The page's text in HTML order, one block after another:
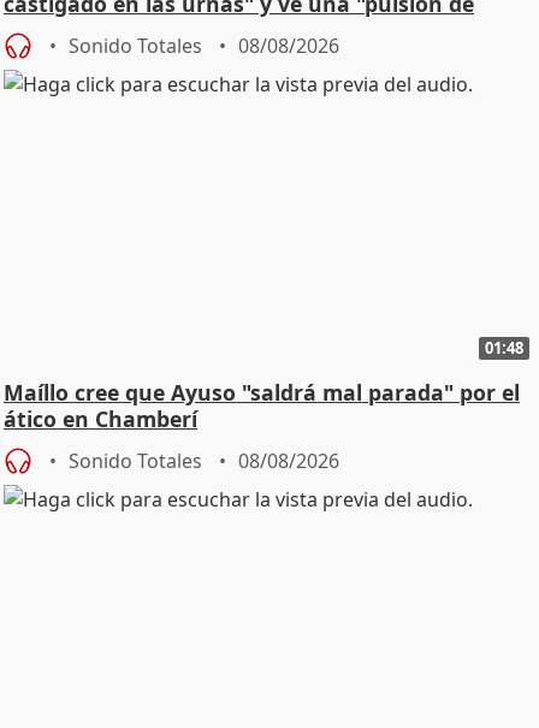
cambio"
Sonido Totales 08/08/2026
01:48
Maíllo cree que Ayuso "saldrá mal parada" por el
ático en Chamberí
Sonido Totales 08/08/2026